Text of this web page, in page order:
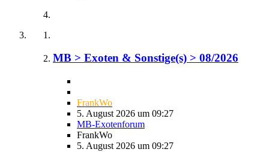
MB > Exoten & Sonstige(s) > 08/2026
FrankWo
5. August 2026 um 09:27
MB-Exotenforum
FrankWo
5. August 2026 um 09:27